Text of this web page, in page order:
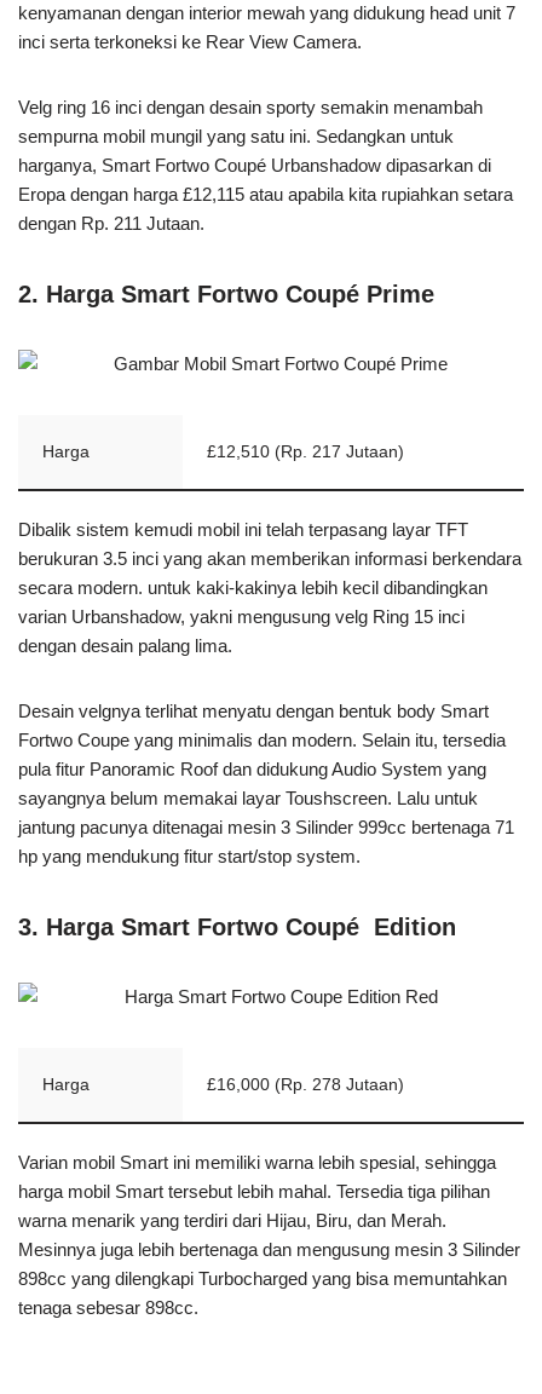
kenyamanan dengan interior mewah yang didukung head unit 7
inci serta terkoneksi ke Rear View Camera.
Velg ring 16 inci dengan desain sporty semakin menambah
sempurna mobil mungil yang satu ini. Sedangkan untuk
harganya, Smart Fortwo Coupé Urbanshadow dipasarkan di
Eropa dengan harga £12,115 atau apabila kita rupiahkan setara
dengan Rp. 211 Jutaan.
2. Harga Smart Fortwo Coupé Prime
Harga £12,510 (Rp. 217 Jutaan)
Dibalik sistem kemudi mobil ini telah terpasang layar TFT
berukuran 3.5 inci yang akan memberikan informasi berkendara
secara modern. untuk kaki-kakinya lebih kecil dibandingkan
varian Urbanshadow, yakni mengusung velg Ring 15 inci
dengan desain palang lima.
Desain velgnya terlihat menyatu dengan bentuk body Smart
Fortwo Coupe yang minimalis dan modern. Selain itu, tersedia
pula fitur Panoramic Roof dan didukung Audio System yang
sayangnya belum memakai layar Toushscreen. Lalu untuk
jantung pacunya ditenagai mesin 3 Silinder 999cc bertenaga 71
hp yang mendukung fitur start/stop system.
3. Harga Smart Fortwo Coupé Edition
Harga £16,000 (Rp. 278 Jutaan)
Varian mobil Smart ini memiliki warna lebih spesial, sehingga
harga mobil Smart tersebut lebih mahal. Tersedia tiga pilihan
warna menarik yang terdiri dari Hijau, Biru, dan Merah.
Mesinnya juga lebih bertenaga dan mengusung mesin 3 Silinder
898cc yang dilengkapi Turbocharged yang bisa memuntahkan
tenaga sebesar 898cc.